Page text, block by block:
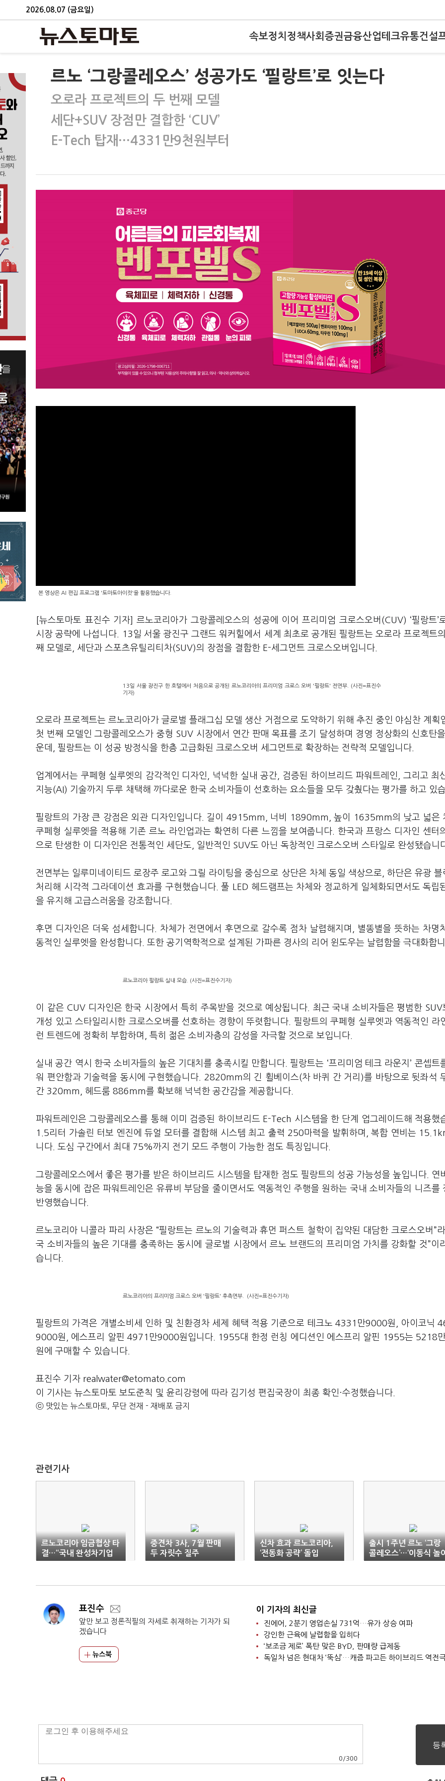
2026.08.07 (금요일)
속보정치 정책사회 증권금융산업테크유통건설
르노 ‘그랑콜레오스’ 성공가도 ‘필랑트’로 잇는다
오로라 프로젝트의 두 번째 모델
세단+SUV 장점만 결합한 ‘CUV’
E-Tech 탑재…4331만9천원부터
본 영상은 AI 편집 프로그램 '토마토아이컷'을 활용했습니다.
[뉴스토마토 표진수 기자] 르노코리아가 그랑콜레오스의 성공에 이어 프리미엄 크로스오버(CUV) ‘필랑트’
시장 공략에 나섭니다. 13일 서울 광진구 그랜드 워커힐에서 세계 최초로 공개된 필랑트는 오로라 프로젝트
째 모델로, 세단과 스포츠유틸리티차(SUV)의 장점을 결합한 E-세그먼트 크로스오버입니다.
13일 서울 광진구 한 호텔에서 처음으로 공개된 르노코리아의 프리미엄 크로스 오버 '필랑트' 전면부. (사진=표진수
기자)
오로라 프로젝트는 르노코리아가 글로벌 플래그십 모델 생산 거점으로 도약하기 위해 추진 중인 야심찬 계획
첫 번째 모델인 그랑콜레오스가 중형 SUV 시장에서 연간 판매 목표를 조기 달성하며 경영 정상화의 신호탄
운데, 필랑트는 이 성공 방정식을 한층 고급화된 크로스오버 세그먼트로 확장하는 전략적 모델입니다.
업계에서는 쿠페형 실루엣의 감각적인 디자인, 넉넉한 실내 공간, 검증된 하이브리드 파워트레인, 그리고 최
지능(AI) 기술까지 두루 채택해 까다로운 한국 소비자들이 선호하는 요소들을 모두 갖췄다는 평가를 하고 있
필랑트의 가장 큰 강점은 외관 디자인입니다. 길이 4915mm, 너비 1890mm, 높이 1635mm의 낮고 넓은
쿠페형 실루엣을 적용해 기존 르노 라인업과는 확연히 다른 느낌을 보여줍니다. 한국과 프랑스 디자인 센터
으로 탄생한 이 디자인은 전통적인 세단도, 일반적인 SUV도 아닌 독창적인 크로스오버 스타일로 완성됐습니
전면부는 일루미네이티드 로장주 로고와 그릴 라이팅을 중심으로 상단은 차체 동일 색상으로, 하단은 유광 블
처리해 시각적 그라데이션 효과를 구현했습니다. 풀 LED 헤드램프는 차체와 정교하게 일체화되면서도 독립
을 유지해 고급스러움을 강조합니다.
후면 디자인은 더욱 섬세합니다. 차체가 전면에서 후면으로 갈수록 점차 날렵해지며, 별똥별을 뜻하는 차명
동적인 실루엣을 완성합니다. 또한 공기역학적으로 설계된 가파른 경사의 리어 윈도우는 날렵함을 극대화합
르노코리아 필랑트 실내 모습. (사진=표진수기자)
이 같은 CUV 디자인은 한국 시장에서 특히 주목받을 것으로 예상됩니다. 최근 국내 소비자들은 평범한 SUV
개성 있고 스타일리시한 크로스오버를 선호하는 경향이 뚜렷합니다. 필랑트의 쿠페형 실루엣과 역동적인 라
런 트렌드에 정확히 부합하며, 특히 젊은 소비자층의 감성을 자극할 것으로 보입니다.
실내 공간 역시 한국 소비자들의 높은 기대치를 충족시킬 만합니다. 필랑트는 ‘프리미엄 테크 라운지’ 콘셉트
워 편안함과 기술력을 동시에 구현했습니다. 2820mm의 긴 휠베이스(차 바퀴 간 거리)를 바탕으로 뒷좌석
간 320mm, 헤드룸 886mm를 확보해 넉넉한 공간감을 제공합니다.
파워트레인은 그랑콜레오스를 통해 이미 검증된 하이브리드 E-Tech 시스템을 한 단계 업그레이드해 적용했
1.5리터 가솔린 터보 엔진에 듀얼 모터를 결합해 시스템 최고 출력 250마력을 발휘하며, 복합 연비는
니다. 도심 구간에서 최대 75%까지 전기 모드 주행이 가능한 점도 특징입니다.
그랑콜레오스에서 좋은 평가를 받은 하이브리드 시스템을 탑재한 점도 필랑트의 성공 가능성을 높입니다. 연
능을 동시에 잡은 파워트레인은 유류비 부담을 줄이면서도 역동적인 주행을 원하는 국내 소비자들의 니즈를
반영했습니다.
르노코리아 니콜라 파리 사장은 “필랑트는 르노의 기술력과 휴먼 퍼스트 철학이 집약된 대담한 크로스오버”
국 소비자들의 높은 기대를 충족하는 동시에 글로벌 시장에서 르노 브랜드의 프리미엄 가치를 강화할 것”이
습니다.
르노코리아의 프리미엄 크로스 오버 '필랑트' 후측면부. (사진=표진수기자)
필랑트의 가격은 개별소비세 인하 및 친환경차 세제 혜택 적용 기준으로 테크노 4331만9000원, 아이코닉
9000원, 에스프리 알핀 4971만9000원입니다. 1955대 한정 런칭 에디션인 에스프리 알핀 1955는 5218
원에 구매할 수 있습니다.
표진수 기자 realwater@etomato.com
이 기사는 뉴스토마토 보도준칙 및 윤리강령에 따라 김기성 편집국장이 최종 확인·수정했습니다.
ⓒ 맛있는 뉴스토마토, 무단 전재 - 재배포 금지
관련기사
르노코리아 임금협상 타
결…“국내 완성차기업
중 처음”
중견차 3사, 7월 판매
두 자릿수 질주
신차 효과 르노코리아,
‘전동화 공략’ 돌입
출시 1주년 르노 ‘그랑
콜레오스’…‘이동식 놀
방’으로 변신
표진수
앞만 보고 정론직필의 자세로 취재하는 기자가 되
겠습니다
뉴스북
이 기자의 최신글
진에어, 2분기 영업손실 731억…유가 상승 여파
강인한 근육에 날렵함을 입히다
‘보조금 제로’ 폭탄 맞은 BYD, 판매량 급제동
독일차 넘은 현대차 ‘뚝심’…캐즘 파고든 하이브리드 역전
0 /300